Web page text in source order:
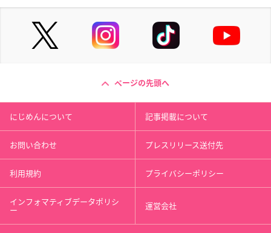
ページの先頭へ
にじめんについて 記事掲載について
お問い合わせ プレスリリース送付先
利用規約 プライバシーポリシー
インフォマティブデータポリシ
ー 運営会社